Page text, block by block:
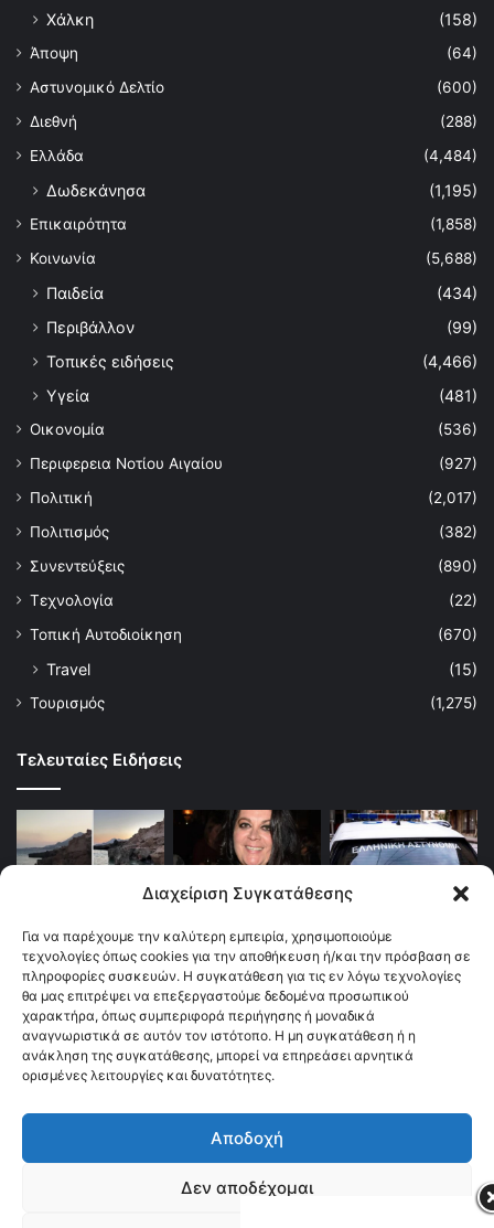
Διαχείριση Συγκατάθεσης
Για να παρέχουμε την καλύτερη εμπειρία, χρησιμοποιούμε
τεχνολογίες όπως cookies για την αποθήκευση ή/και την πρόσβαση σε
πληροφορίες συσκευών. Η συγκατάθεση για τις εν λόγω τεχνολογίες
θα μας επιτρέψει να επεξεργαστούμε δεδομένα προσωπικού
χαρακτήρα, όπως συμπεριφορά περιήγησης ή μοναδικά
αναγνωριστικά σε αυτόν τον ιστότοπο. Η μη συγκατάθεση ή η
ανάκληση της συγκατάθεσης, μπορεί να επηρεάσει αρνητικά
ορισμένες λειτουργίες και δυνατότητες.
Αποδοχή
Δεν αποδέχομαι
Χάλκη
(158)
Άποψη
(64)
Αστυνομικό Δελτίο
(600)
Διεθνή
(288)
Ελλάδα
(4,484)
Δωδεκάνησα (1,195)
Επικαιρότητα
(1,858)
Κοινωνία
(5,688)
Παιδεία
(434)
Περιβάλλον
(99)
Τοπικές ειδήσεις
(4,466)
Υγεία
(481)
Οικονομία
(536)
Περιφερεια Νοτίου Αιγαίου
(927)
Πολιτική
(2,017)
Πολιτισμός
(382)
Συνεντεύξεις
(890)
Τεχνολογία
(22)
Τοπική Αυτοδιοίκηση
(670)
Travel (15)
Τουρισμός (1,275)
Τελευταίες Ειδήσεις
© Copyright 2026, All Rights Reserved |TOP fm 102.4